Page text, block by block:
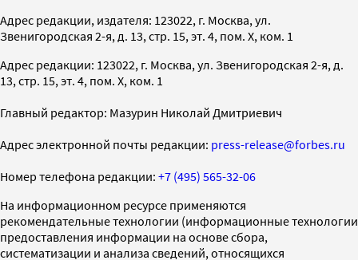
Адрес редакции, издателя: 123022, г. Москва, ул.
Звенигородская 2-я, д. 13, стр. 15, эт. 4, пом. X, ком. 1
Адрес редакции: 123022, г. Москва, ул. Звенигородская 2-я, д.
13, стр. 15, эт. 4, пом. X, ком. 1
Главный редактор: Мазурин Николай Дмитриевич
Адрес электронной почты редакции: press-release@forbes.ru
Номер телефона редакции: +7 (495) 565-32-06
На информационном ресурсе применяются
рекомендательные технологии (информационные технологии
предоставления информации на основе сбора,
систематизации и анализа сведений, относящихся